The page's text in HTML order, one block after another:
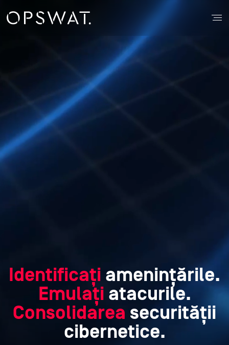
Identificați amenințările.
Emulați atacurile.
Consolidarea securității
cibernetice.